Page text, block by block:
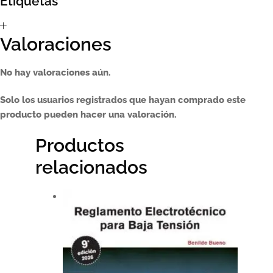
Sumate al sorteo Artcombo
Suscríbete a la newsletter de Marcombo
Test Formulario
Valoraciones
No hay valoraciones aún.
Solo los usuarios registrados que hayan comprado este
producto pueden hacer una valoración.
Productos
relacionados